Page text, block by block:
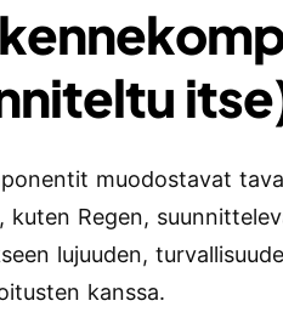
muodostavat
kuten Regen,
lujuuden,
kanssa.